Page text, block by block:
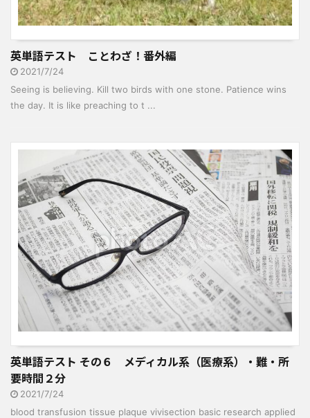
英単語テスト ことわざ！番外編
2021/7/24
Seeing is believing. Kill two birds with one stone. Patience wins
the day. It is like preaching to t ...
英単語テスト その６ メディカル系（医療系）・難・所
要時間２分
2021/7/24
blood transfusion tissue plaque vivisection basic research applied